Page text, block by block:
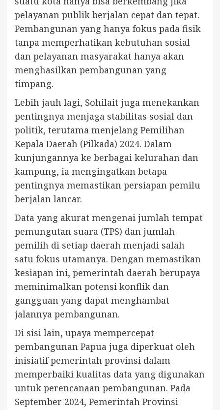
pelayanan publik berjalan cepat dan tepat.
Pembangunan yang hanya fokus pada fisik
tanpa memperhatikan kebutuhan sosial
dan pelayanan masyarakat hanya akan
menghasilkan pembangunan yang
timpang.
Lebih jauh lagi, Sohilait juga menekankan
pentingnya menjaga stabilitas sosial dan
politik, terutama menjelang Pemilihan
Kepala Daerah (Pilkada) 2024. Dalam
kunjungannya ke berbagai kelurahan dan
kampung, ia mengingatkan betapa
pentingnya memastikan persiapan pemilu
berjalan lancar.
Data yang akurat mengenai jumlah tempat
pemungutan suara (TPS) dan jumlah
pemilih di setiap daerah menjadi salah
satu fokus utamanya. Dengan memastikan
kesiapan ini, pemerintah daerah berupaya
meminimalkan potensi konflik dan
gangguan yang dapat menghambat
jalannya pembangunan.
Di sisi lain, upaya mempercepat
pembangunan Papua juga diperkuat oleh
inisiatif pemerintah provinsi dalam
memperbaiki kualitas data yang digunakan
untuk perencanaan pembangunan. Pada
September 2024, Pemerintah Provinsi